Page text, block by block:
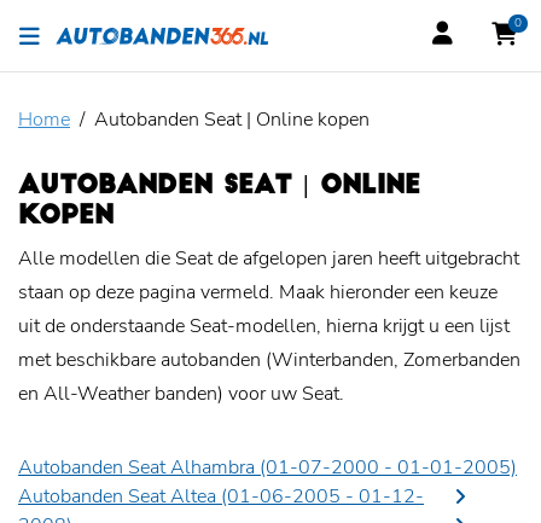
0
Home Autobanden Seat | Online kopen
AUTOBANDEN SEAT | ONLINE
KOPEN
Alle modellen die Seat de afgelopen jaren heeft uitgebracht
staan op deze pagina vermeld. Maak hieronder een keuze
uit de onderstaande Seat-modellen, hierna krijgt u een lijst
met beschikbare autobanden (Winterbanden, Zomerbanden
en All-Weather banden) voor uw Seat.
Autobanden Seat Alhambra (01-07-2000 - 01-01-2005)
Autobanden Seat Altea (01-06-2005 - 01-12-